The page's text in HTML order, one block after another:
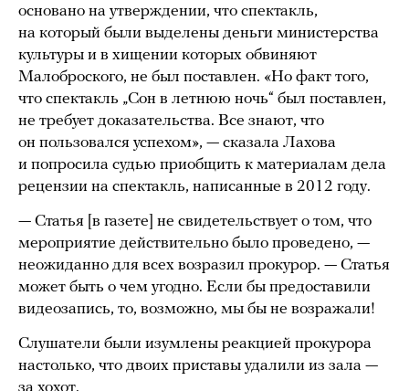
основано на утверждении, что спектакль,
на который были выделены деньги министерства
культуры и в хищении которых обвиняют
Малоброского, не был поставлен. «Но факт того,
что спектакль „Сон в летнюю ночь“ был поставлен,
не требует доказательства. Все знают, что
он пользовался успехом», — сказала Лахова
и попросила судью приобщить к материалам дела
рецензии на спектакль, написанные в 2012 году.
— Статья [в газете] не свидетельствует о том, что
мероприятие действительно было проведено, —
неожиданно для всех возразил прокурор. — Статья
может быть о чем угодно. Если бы предоставили
видеозапись, то, возможно, мы бы не возражали!
Слушатели были изумлены реакцией прокурора
настолько, что двоих приставы удалили из зала —